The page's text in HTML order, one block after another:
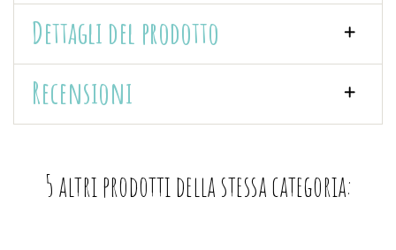
Dettagli del prodotto
Recensioni
5 altri prodotti della stessa categoria: